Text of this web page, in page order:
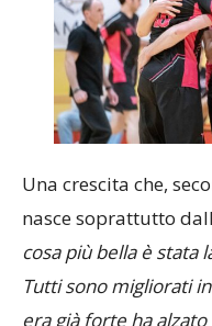
Una crescita che,
nasce soprattutto
cosa più bella è stata
Tutti sono migliorati